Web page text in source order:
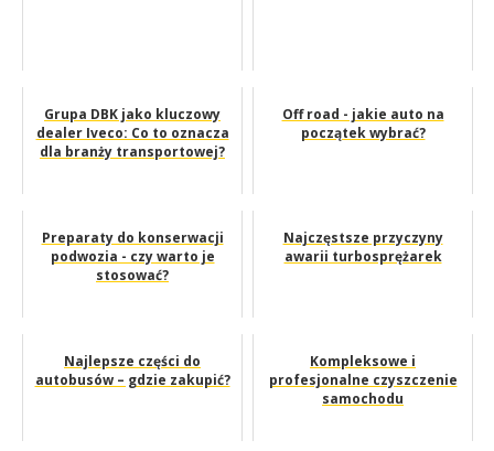
Grupa DBK jako kluczowy
dealer Iveco: Co to oznacza
dla branży transportowej?
Off road - jakie auto na
początek wybrać?
Preparaty do konserwacji
podwozia - czy warto je
stosować?
Najczęstsze przyczyny
awarii turbosprężarek
Najlepsze części do
autobusów – gdzie zakupić?
Kompleksowe i
profesjonalne czyszczenie
samochodu